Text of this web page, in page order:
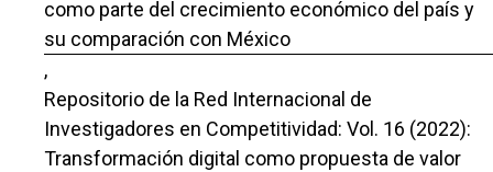
como parte del crecimiento económico del país y
su comparación con México
,
Repositorio de la Red Internacional de
Investigadores en Competitividad: Vol. 16 (2022):
Transformación digital como propuesta de valor